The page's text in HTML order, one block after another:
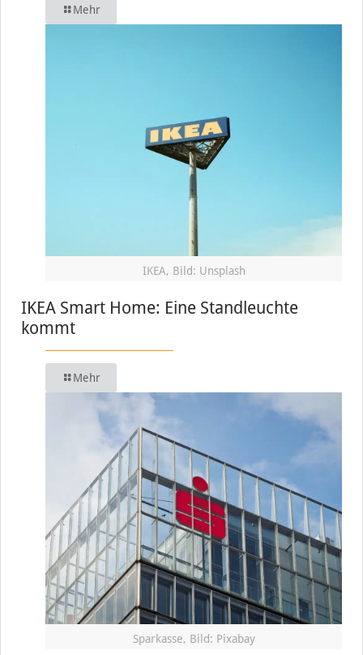
Mehr
IKEA, Bild: Unsplash
IKEA Smart Home: Eine Standleuchte
kommt
Mehr
Sparkasse, Bild: Pixabay